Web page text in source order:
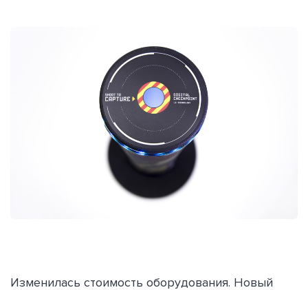
Изменилась стоимость оборудования. Новый